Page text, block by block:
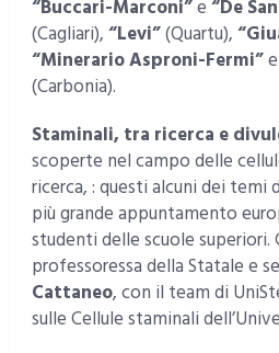
“Buccari-Marconi”e“De
(Cagliari),“Levi”(Quartu),
“Minerario Asproni-Fermi”e
(Carbonia).
Staminali, tra ricerca e
scoperte nel campo delle
ricerca, : questi alcuni dei temi
più grande appuntamento
studenti delle scuole superiori.
professoressa della Statale e
Cattaneo, con il team di
sulle Cellule staminali